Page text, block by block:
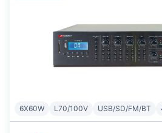
6X60W L70/100V USB/SD/FM/BT